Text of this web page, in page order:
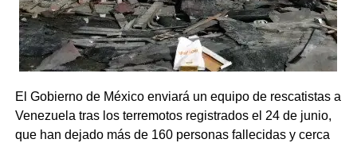
El Gobierno de México enviará un equipo de rescatistas a
Venezuela tras los terremotos registrados el 24 de junio,
que han dejado más de 160 personas fallecidas y cerca